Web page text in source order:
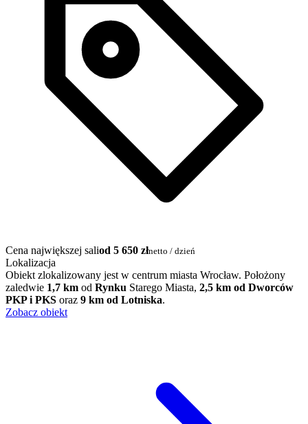
Cena największej saliod 5 650 złnetto / dzień
Lokalizacja
Obiekt zlokalizowany jest w centrum miasta Wrocław. Położony
zaledwie 1,7 km od Rynku Starego Miasta, 2,5 km od Dworców
PKP i PKS oraz 9 km od Lotniska.
Zobacz obiekt